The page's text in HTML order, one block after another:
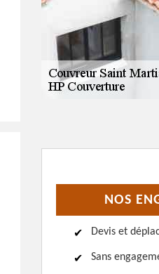
NOS
Devis et
Sans